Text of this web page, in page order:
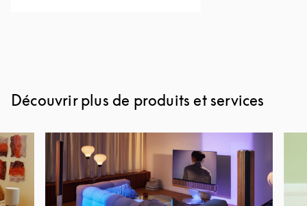
Découvrir plus de produits et services